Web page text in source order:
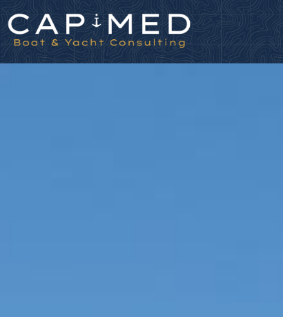
Panneau de gestion des cookies